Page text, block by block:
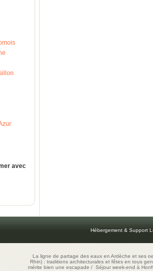
avec
Hébergement & Support
La ligne de partage des eaux en Ardèche et ses
Rhin) : traditions architecturales et fêtes en tous
mérite bien une escapade/Séjour week-end à